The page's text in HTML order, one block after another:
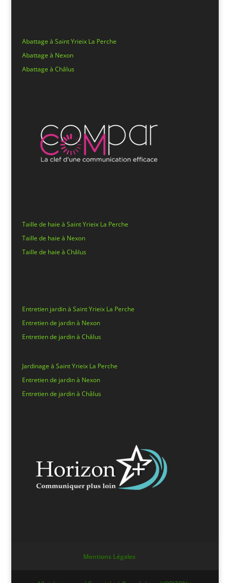
Abattage à Saint Yrieix La Perche
Abattage à Nexon
Abattage à Châlus
Taille de haie à Saint Yrieix La Perche
Taille de haie à Nexon
Taille de haie à Châlus
Entretien jardin à Saint Yrieix La Perche
Entretien de jardin à Nexon
Entretien de jardin à Châlus
Jardinage à Saint Yrieix La Perche
Entretien de jardin à Nexon
Entretien de jardin à Châlus
Mentions Légales